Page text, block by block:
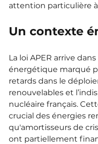
attention particulière à
Un contexte
La loi APER arrive
énergétique marqué
retards dans le
renouvelables et
nucléaire français.
crucial des énergies
qu'amortisseurs de
ont partiellement